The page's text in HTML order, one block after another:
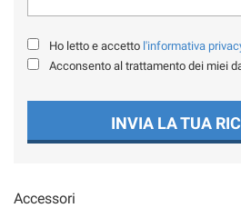
Ho letto e accetto l'informativa
Acconsento al trattamento dei miei
INVIA LA TUA
Accessori